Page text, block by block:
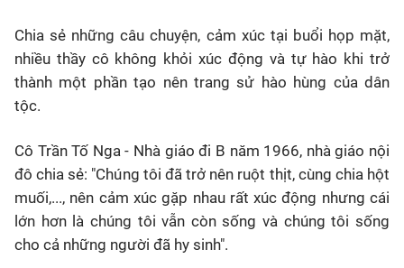
Chia sẻ những câu chuyện, cảm xúc tại buổi họp mặt,
nhiều thầy cô không khỏi xúc động và tự hào khi trở
thành một phần tạo nên trang sử hào hùng của dân
tộc.
Cô Trần Tố Nga - Nhà giáo đi B năm 1966, nhà giáo nội
đô chia sẻ: "Chúng tôi đã trở nên ruột thịt, cùng chia hột
muối,..., nên cảm xúc gặp nhau rất xúc động nhưng cái
lớn hơn là chúng tôi vẫn còn sống và chúng tôi sống
cho cả những người đã hy sinh".